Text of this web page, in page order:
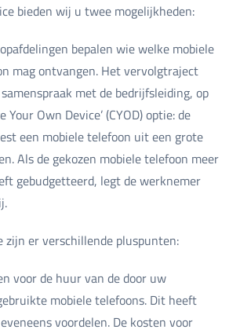
bieden wij u twee mogelijkheden:
bepalen wie welke mobiele
mag ontvangen. Het vervolgtraject
met de bedrijfsleiding, op
Your Own Device’ (CYOD) optie: de
een mobiele telefoon uit een grote
Als de gekozen mobiele telefoon meer
gebudgetteerd, legt de werknemer
zijn er verschillende pluspunten:
voor de huur van de door uw
mobiele telefoons. Dit heeft
voordelen. De kosten voor